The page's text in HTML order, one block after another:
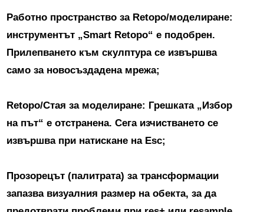
Работно пространство за Retopo/моделиране:
инструментът „Smart Retopo“ е подобрен.
Прилепването към скулптура се извършва
само за новосъздадена мрежа;
Retopo/Стая за моделиране: Грешката „Избор
на път“ е отстранена. Сега изчистването се
извършва при натискане на Esc;
Прозорецът (палитрата) за трансформации
запазва визуалния размер на обекта, за да